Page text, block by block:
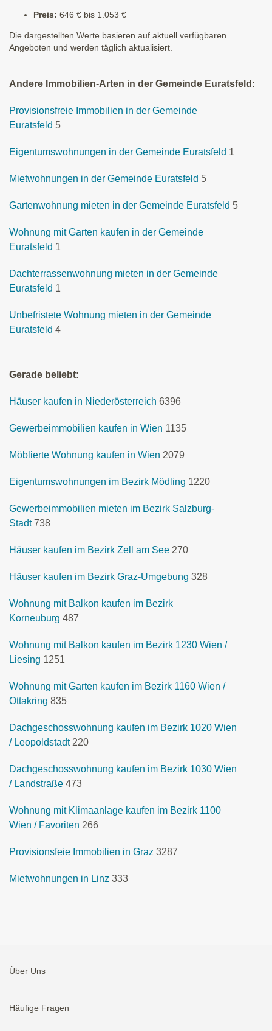
Preis: 646 € bis 1.053 €
Die dargestellten Werte basieren auf aktuell verfügbaren
Angeboten und werden täglich aktualisiert.
Andere Immobilien-Arten in der Gemeinde Euratsfeld:
Provisionsfreie Immobilien in der Gemeinde
Euratsfeld 5
Eigentumswohnungen in der Gemeinde Euratsfeld 1
Mietwohnungen in der Gemeinde Euratsfeld 5
Gartenwohnung mieten in der Gemeinde Euratsfeld 5
Wohnung mit Garten kaufen in der Gemeinde
Euratsfeld 1
Dachterrassenwohnung mieten in der Gemeinde
Euratsfeld 1
Unbefristete Wohnung mieten in der Gemeinde
Euratsfeld 4
Gerade beliebt:
Häuser kaufen in Niederösterreich 6396
Gewerbeimmobilien kaufen in Wien 1135
Möblierte Wohnung kaufen in Wien 2079
Eigentumswohnungen im Bezirk Mödling 1220
Gewerbeimmobilien mieten im Bezirk Salzburg-
Stadt 738
Häuser kaufen im Bezirk Zell am See 270
Häuser kaufen im Bezirk Graz-Umgebung 328
Wohnung mit Balkon kaufen im Bezirk
Korneuburg 487
Wohnung mit Balkon kaufen im Bezirk 1230 Wien /
Liesing 1251
Wohnung mit Garten kaufen im Bezirk 1160 Wien /
Ottakring 835
Dachgeschosswohnung kaufen im Bezirk 1020 Wien
/ Leopoldstadt 220
Dachgeschosswohnung kaufen im Bezirk 1030 Wien
/ Landstraße 473
Wohnung mit Klimaanlage kaufen im Bezirk 1100
Wien / Favoriten 266
Provisionsfeie Immobilien in Graz 3287
Mietwohnungen in Linz 333
Über Uns
Häufige Fragen